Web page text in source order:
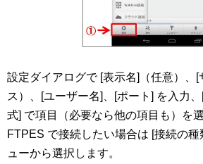
設定ダイアログで [表示名]（任意）、[
ス）、[ユーザー名]、[ポート] を入力
式] で項目（必要なら他の項目も）を
FTPES で接続したい場合は [接続の
ューから選択します。